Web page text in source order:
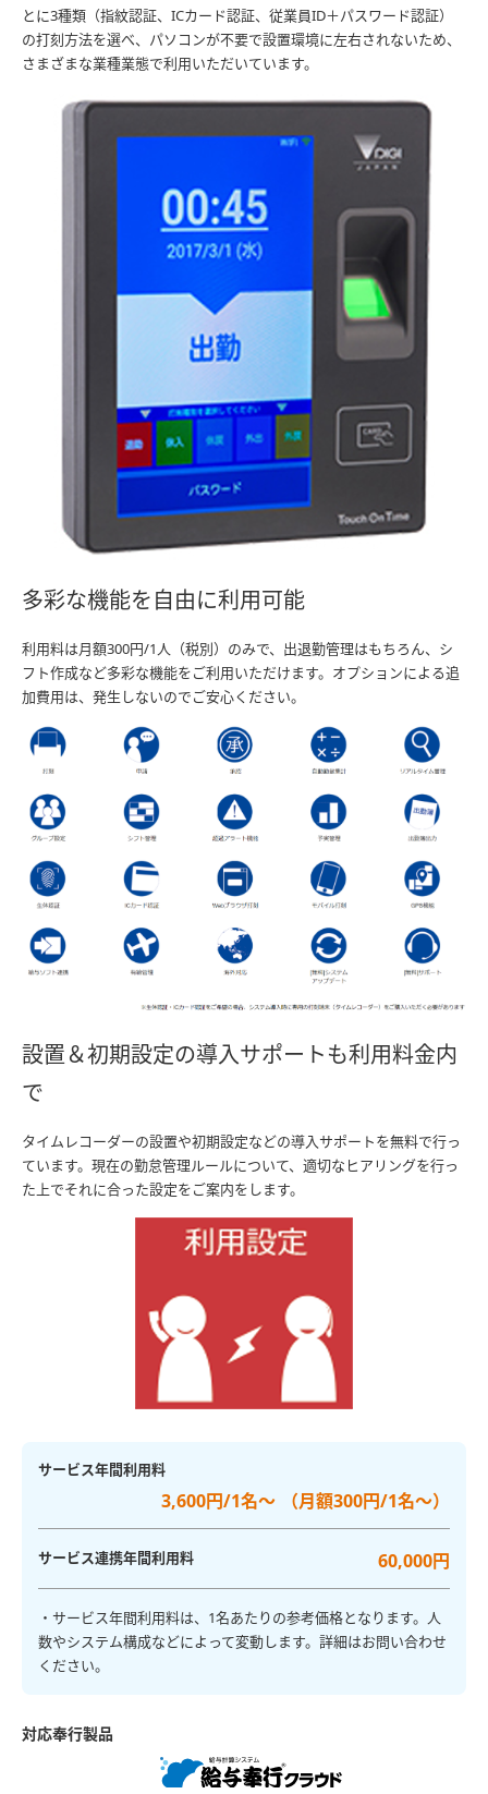
とに3種類（指紋認証、ICカード認証、従業員ID＋パスワード認証）
の打刻方法を選べ、パソコンが不要で設置環境に左右されないため、
さまざまな業種業態で利用いただいています。
多彩な機能を自由に利用可能
利用料は月額300円/1人（税別）のみで、出退勤管理はもちろん、シ
フト作成など多彩な機能をご利用いただけます。オプションによる追
加費用は、発生しないのでご安心ください。
設置＆初期設定の導入サポートも利用料金内
で
タイムレコーダーの設置や初期設定などの導入サポートを無料で行っ
ています。現在の勤怠管理ルールについて、適切なヒアリングを行っ
た上でそれに合った設定をご案内をします。
サービス年間利用料
3,600円/1名～ （月額300円/1名～）
サービス連携年間利用料 60,000円
・サービス年間利用料は、1名あたりの参考価格となります。人
数やシステム構成などによって変動します。詳細はお問い合わせ
ください。
対応奉行製品